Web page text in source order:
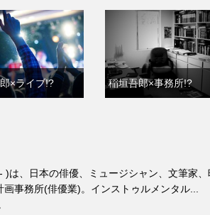
×ライブ!? 稲垣吾郎×事務所!?
は、日本の俳優、ミュージシャン、文筆家
事務所(俳優業)。インストゥルメンタル...